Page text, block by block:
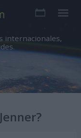
internacionales,